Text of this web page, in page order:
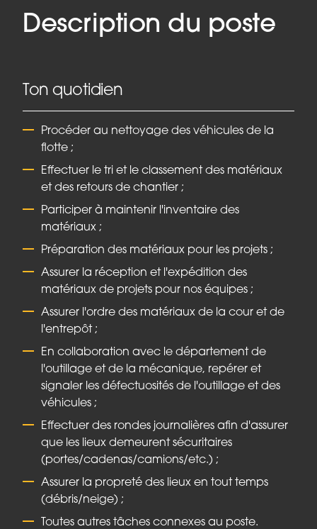
Description du poste
Ton quotidien
Procéder au nettoyage des véhicules de la
flotte ;
Effectuer le tri et le classement des matériaux
et des retours de chantier ;
Participer à maintenir l'inventaire des
matériaux ;
Préparation des matériaux pour les projets ;
Assurer la réception et l'expédition des
matériaux de projets pour nos équipes ;
Assurer l'ordre des matériaux de la cour et de
l'entrepôt ;
En collaboration avec le département de
l'outillage et de la mécanique, repérer et
signaler les défectuosités de l'outillage et des
véhicules ;
Effectuer des rondes journalières afin d'assurer
que les lieux demeurent sécuritaires
(portes/cadenas/camions/etc.) ;
Assurer la propreté des lieux en tout temps
(débris/neige) ;
Toutes autres tâches connexes au poste.